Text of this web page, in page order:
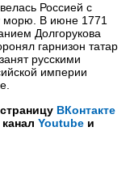
Россией с
морю. В июне 1771
Долгорукова
гарнизон татар
русскими
империи
ВКонтакте
Youtube и